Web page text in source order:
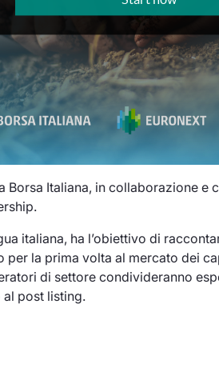
Borsa Italiana, in collaborazione e
italiana, ha l’obiettivo di
per la prima volta al mercato dei
di settore condivideranno
post listing.